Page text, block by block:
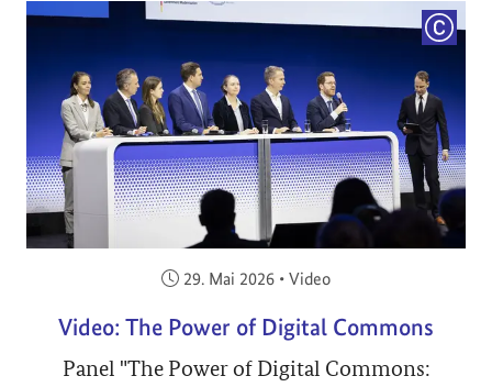
Veröffentlicht am:
29. Mai 2026 • Video
Video: The Power of Digital Commons
Panel "The Power of Digital Commons: